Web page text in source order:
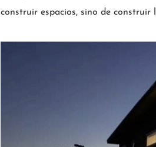
construir espacios, sino de